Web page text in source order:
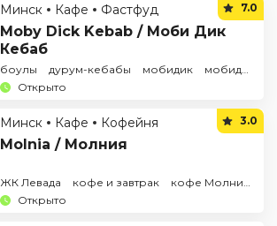
Минск Кафе Фастфуд
Moby Dick Kebab / Моби Дик
Кебаб
7.0
боулы дурум-кебабы мобидик
мобидик дурум
Открыто
Минск Кафе Кофейня
Molnia / Молния
3.0
ЖК Левада кофе и завтрак кофе Молния
Открыто